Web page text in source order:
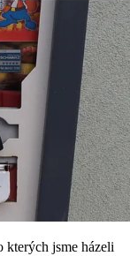
kterých jsme házeli